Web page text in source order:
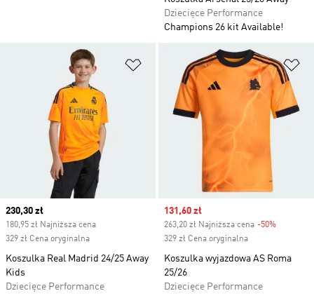
Dziecięce Performance
Champions 26 kit Available!
Dodaj do listy życzeń
Current price
230,30 zł
180,95 zł Najniższa cena
329 zł Cena oryginalna
Koszulka Real Madrid 24/25 Away
Kids
Dziecięce Performance
Sale price
131,60 zł
263,20 zł Najniższa cena -50%
329 zł Cena oryginalna
Koszulka wyjazdowa AS Roma
25/26
Dziecięce Performance